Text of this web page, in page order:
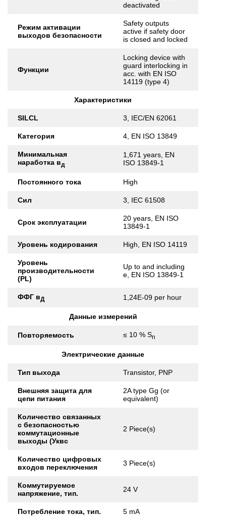
deactivated
Режим активации
выходов безопасности
Safety outputs
active if safety door
is closed and locked
Функции
Locking device with
guard interlocking in
acc. with EN ISO
14119 (type 4)
Характеристики
SILCL 3, IEC/EN 62061
Категория 4, EN ISO 13849
Минимальная
наработка вд
1,671 years, EN
ISO 13849-1
Постоянного тока High
Сил 3, IEC 61508
Срок эксплуатации
20 years, EN ISO
13849-1
Уровень кодирования High, EN ISO 14119
Уровень
производительности
(PL)
Up to and including
e, EN ISO 13849-1
ФФГ вД 1,24E-09 per hour
Данные измерений
Повторяемость ≤ 10 % Sn
Электрические данные
Тип выхода Transistor, PNP
Внешняя защита для
цепи питания
2A type Gg (or
equivalent)
Количество связанных
с безопасностью
коммутационные
выходы (Уквс
2 Piece(s)
Количество цифровых
входов переключения
3 Piece(s)
Коммутируемое
напряжение, тип.
24 V
Потребление тока, тип. 5 mA